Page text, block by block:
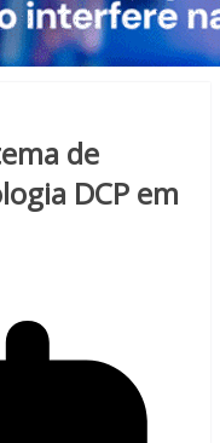
de
DCP em